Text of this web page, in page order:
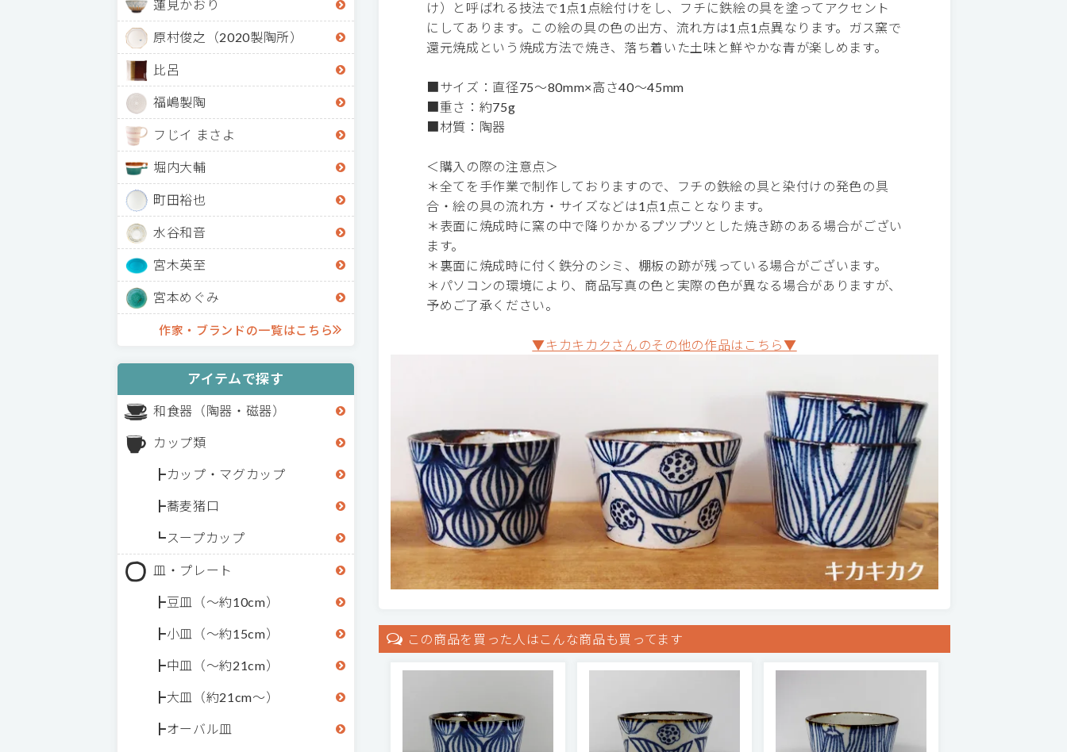
蓮見かおり
原村俊之（2020製陶所）
比呂
福嶋製陶
フじイ まさよ
堀内大輔
町田裕也
水谷和音
宮木英至
宮本めぐみ
作家・ブランドの一覧はこちら
アイテムで探す
和食器（陶器・磁器）
カップ類
カップ・マグカップ
蕎麦猪口
スープカップ
皿・プレート
豆皿（～約10cm）
小皿（～約15cm）
中皿（～約21cm）
大皿（約21cm～）
オーバル皿
け）と呼ばれる技法で1点1点絵付けをし、フチに鉄絵の具を塗ってアクセント
にしてあります。この絵の具の色の出方、流れ方は1点1点異なります。ガス窯で
還元焼成という焼成方法で焼き、落ち着いた土味と鮮やかな青が楽しめます。
■サイズ：直径75～80mm×高さ40～45mm
■重さ：約75g
■材質：陶器
＜購入の際の注意点＞
＊全てを手作業で制作しておりますので、フチの鉄絵の具と染付けの発色の具
合・絵の具の流れ方・サイズなどは1点1点ことなります。
＊表面に焼成時に窯の中で降りかかるプツプツとした焼き跡のある場合がござい
ます。
＊裏面に焼成時に付く鉄分のシミ、棚板の跡が残っている場合がございます。
＊パソコンの環境により、商品写真の色と実際の色が異なる場合がありますが、
予めご了承ください。
▼キカキカクさんのその他の作品はこちら▼
この商品を買った人はこんな商品も買ってます